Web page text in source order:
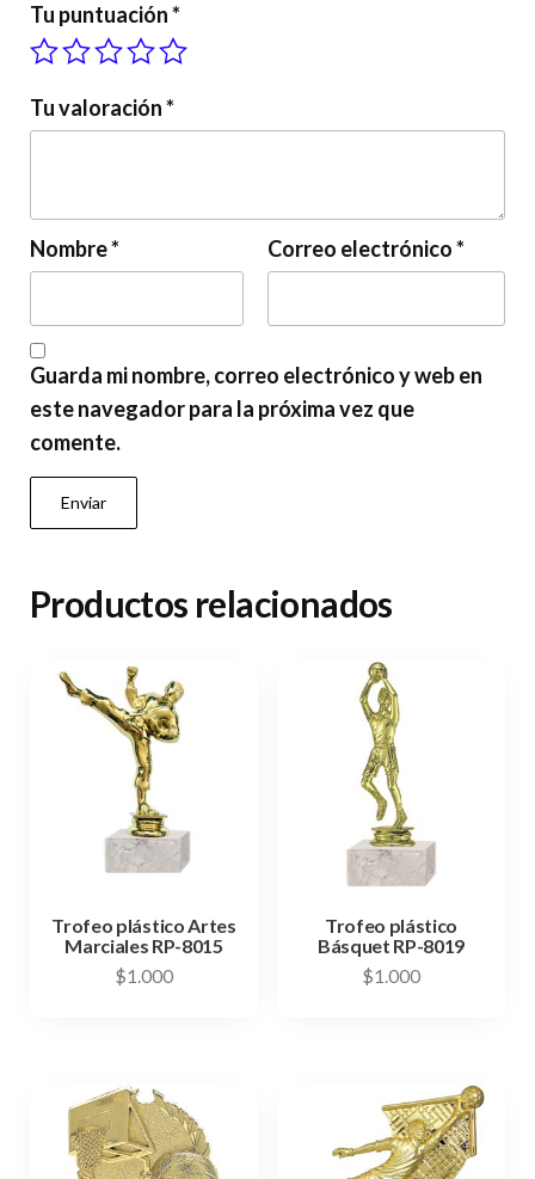
Tu puntuación*
Tu valoración*
Nombre* Correo electrónico*
Guarda mi nombre, correo electrónico y web en
este navegador para la próxima vez que
comente.
Productos relacionados
Trofeo plástico Artes
Marciales RP-8015
$1.000
Trofeo plástico
Básquet RP-8019
$1.000